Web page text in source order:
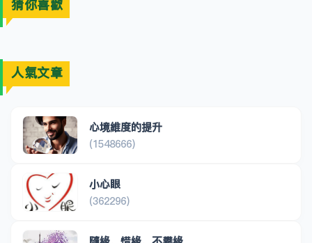
猜你喜歡
人氣文章
心境維度的提升
(1548666)
小心眼
(362296)